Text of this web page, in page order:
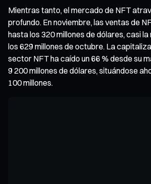
Mientras tanto, el mercado de NFT
profundo. En noviembre, las ventas de
hasta los 320 millones de dólares, casi
los 629 millones de octubre. La
sector NFT ha caído un 66 % desde su
9 200 millones de dólares, situándose
100 millones.